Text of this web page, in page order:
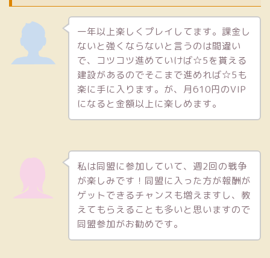
一年以上楽しくプレイしてます。課金し
ないと強くならないと言うのは間違い
で、コツコツ進めていけば☆5を貰える
建設があるのでそこまで進めれば☆5も
楽に手に入ります。が、月610円のVIP
になると金額以上に楽しめます。
私は同盟に参加していて、週2回の戦争
が楽しみです！同盟に入った方が報酬が
ゲットできるチャンスも増えますし、教
えてもらえることも多いと思いますので
同盟参加がお勧めです。